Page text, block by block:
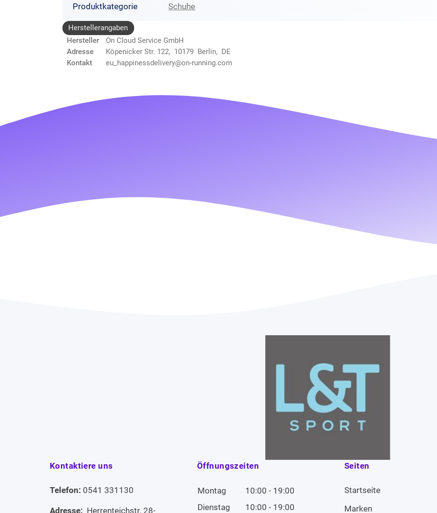
Produktkategorie Schuhe
Herstellerangaben
Hersteller
On Cloud Service GmbH
Adresse
Köpenicker Str. 122, 10179 Berlin, DE
Kontakt
eu_happinessdelivery@on-running.com
Kontaktiere uns
Telefon: 0541 331130
Adresse: Herrenteichstr. 28-
Öffnungszeiten
Montag
10:00 - 19:00
Dienstag
10:00 - 19:00
Seiten
Startseite
Marken